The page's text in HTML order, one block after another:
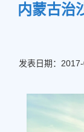
内蒙古治
发表日期：